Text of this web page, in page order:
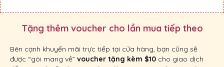
Tặng thêm voucher cho lần mua tiếp theo
Bên cạnh khuyến mãi trực tiếp tại cửa hàng, bạn cũng sẽ
được “gói mang về” voucher tặng kèm $10 cho giao dịch